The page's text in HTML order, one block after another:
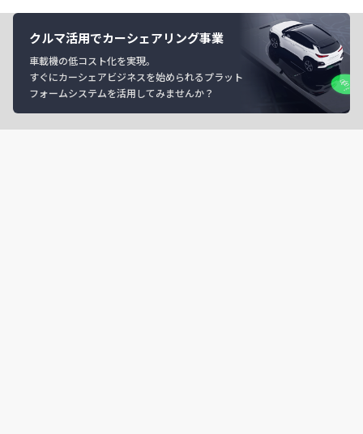
クルマ活用でカーシェアリング事業
車載機の低コスト化を実現。
すぐにカーシェアビジネスを始められるプラット
フォームシステムを活用してみませんか？